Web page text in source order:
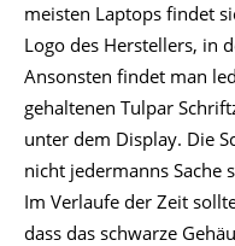
meisten Laptops findet
Logo des Herstellers, in
Ansonsten findet man
gehaltenen Tulpar
unter dem Display. Die
nicht jedermanns Sache
Im Verlaufe der Zeit
dass das schwarze